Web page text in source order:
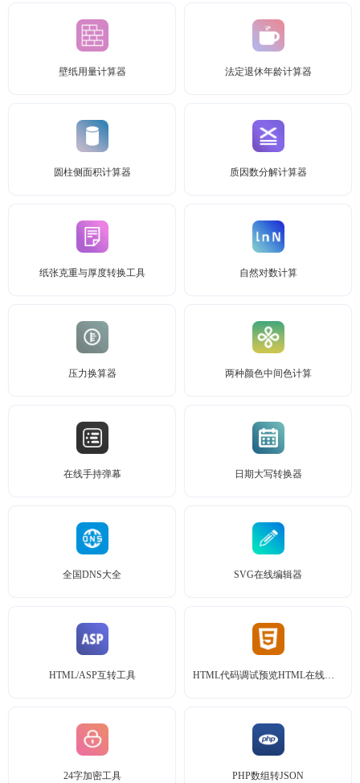
壁纸用量计算器 法定退休年龄计算器
圆柱侧面积计算器 质因数分解计算器
纸张克重与厚度转换工具 自然对数计算
压力换算器 两种颜色中间色计算
在线手持弹幕 日期大写转换器
全国DNS大全 SVG在线编辑器
HTML/ASP互转工具 HTML代码调试预览HTML在线预览
24字加密工具 PHP数组转JSON